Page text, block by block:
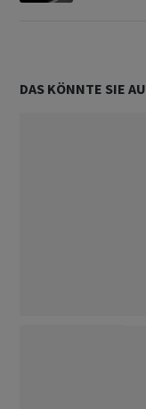
DAS KÖNNTE SIE